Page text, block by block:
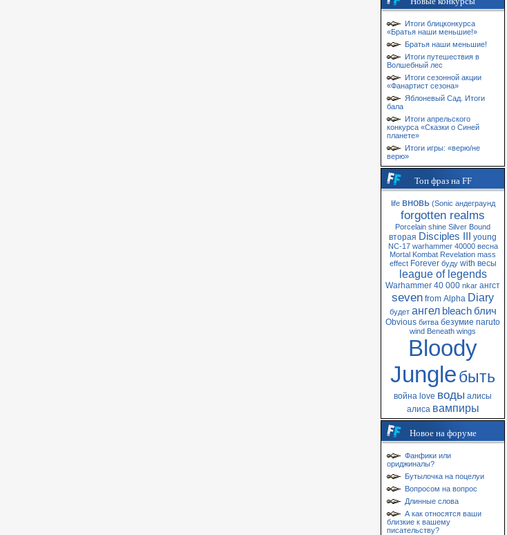
Итоги блицконкурса
«Братья наши меньшие!»
Братья наши меньшие!
Итоги путешествия в
Волшебный лес
Итоги сезонной акции
«Фанартист сезона»
Яблоневый Сад. Итоги
бала
Итоги апрельского
конкурса «Сказки о Синей
планете»
Итоги игры: «верю/не
верю»
Топ фраз на FF
life вновь (Sonic андеграунд
forgotten realms
Porcelain shine Silver Bound
вторая Disciples III young
NC-17 warhammer 40000 весна
Mortal Kombat Revelation mass
effect Forever буду with весы
league of legends
Warhammer 40 000 nkar ангст
seven from Alpha Diary
будет ангел bleach блич
Obvious битва безумие naruto
wind Beneath wings
Bloody
Jungleбыть
война love воды алисы
алиса вампиры
Новое на форуме
Фанфики или
ориджиналы?
Бутылочка на поцелуи
Вопросом на вопрос
Длинные слова
А как относятся ваши
близкие к вашему
писательству?